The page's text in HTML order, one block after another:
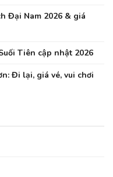
Đại Nam 2026 & giá
Tiên cập nhật 2026
Đi lại, giá vé, vui chơi